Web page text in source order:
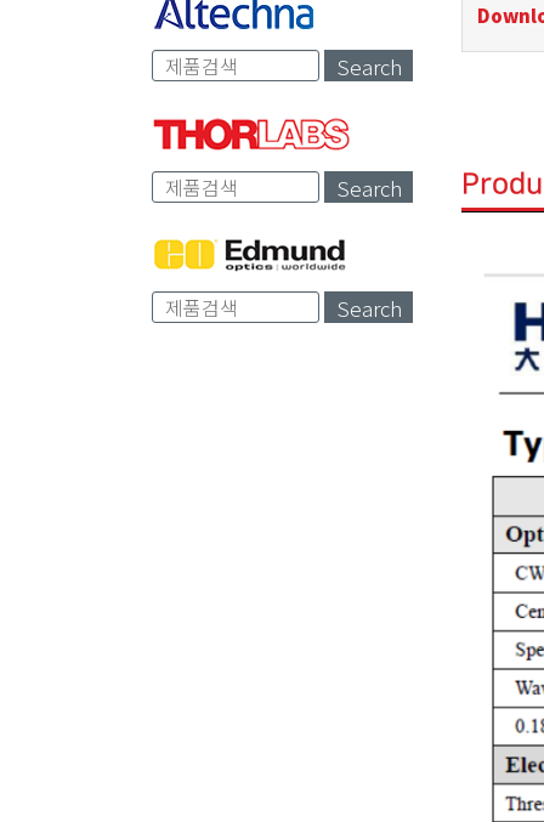
Search
Search
Search